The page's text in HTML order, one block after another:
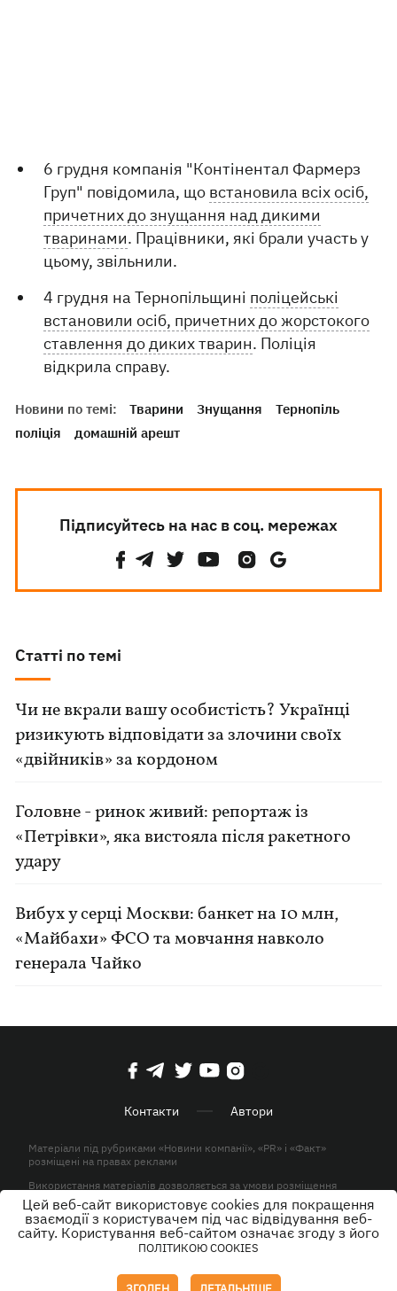
6 грудня компанія "Контінентал Фармерз
Груп" повідомила, що встановила всіх осіб,
причетних до знущання над дикими
тваринами. Працівники, які брали участь у
цьому, звільнили.
4 грудня на Тернопільщині поліцейські
встановили осіб, причетних до жорстокого
ставлення до диких тварин. Поліція
відкрила справу.
Новини по темі: Тварини Знущання
Тернопіль
поліція
домашній арешт
Підписуйтесь на нас в соц. мережах
Статті по темі
Чи не вкрали вашу особистість? Українці
ризикують відповідати за злочини своїх
«двійників» за кордоном
Головне - ринок живий: репортаж із
«Петрівки», яка вистояла після ракетного
удару
Вибух у серці Москви: банкет на 10 млн,
«Майбахи» ФСО та мовчання навколо
генерала Чайко
Контакти Автори
Матеріали під рубриками «Новини компанії», «PR» і «Факт»
розміщені на правах реклами
Використання матеріалів дозволяється за умови розміщення
активного гіперпосилання на KP.UA в першому абзаці.
© ТОВ «ЮЛАВ МЕДІА» 2026. Всі права захищені.
Цей веб-сайт використовує cookies для покращення
взаємодії з користувачем під час відвідування веб-
сайту. Користування веб-сайтом означає згоду з його
ПОЛІТИКОЮ COOKIES